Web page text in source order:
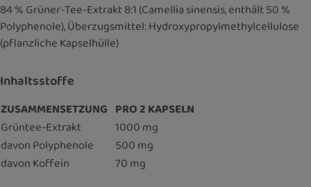
84 % Grüner-Tee-Extrakt 8:1 (Camellia sinensis, enthält 50 %
Polyphenole), Überzugsmittel: Hydroxypropylmethylcellulose
(pflanzliche Kapselhülle)
Inhaltsstoffe
ZUSAMMENSETZUNG PRO 2 KAPSELN
Grüntee-Extrakt
1000 mg
davon Polyphenole
500 mg
davon Koffein
70 mg